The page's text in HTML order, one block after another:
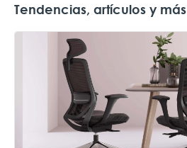
Tendencias, artículos y más